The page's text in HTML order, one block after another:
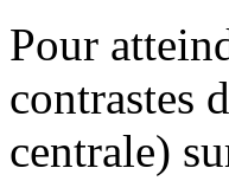
Pour
contrastes
centrale)